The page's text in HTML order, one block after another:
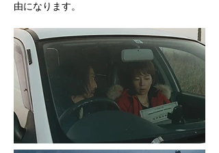
由になります。